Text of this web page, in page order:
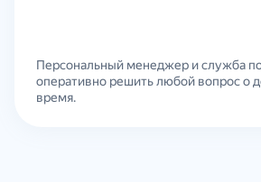
Персональный менеджер и служба
оперативно решить любой вопрос о
время.